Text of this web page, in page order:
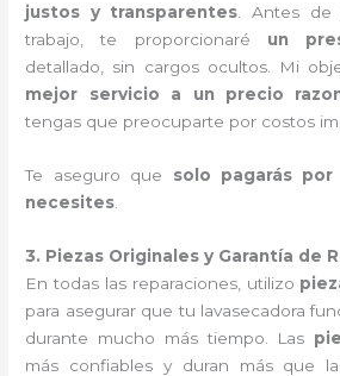
justos y transparentes . Antes de
trabajo, te proporcionaré un
detallado, sin cargos ocultos. Mi
mejor servicio a un precio
tengas que preocuparte por costos
Te aseguro que solo pagarás
necesites
3. Piezas Originales y Garantía de
En todas las reparaciones, utilizo
para asegurar que tu lavasecadora
durante mucho más tiempo. Las
más confiables y duran más que